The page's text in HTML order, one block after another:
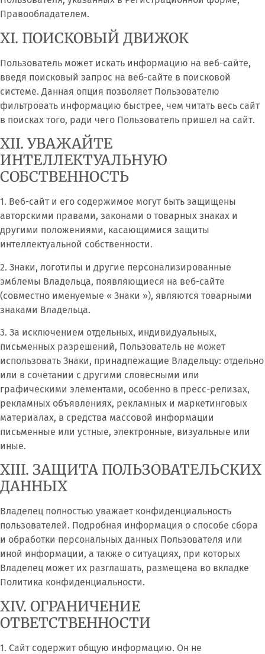
Правообладателем.
XI. ПОИСКОВЫЙ ДВИЖОК
Пользователь может искать информацию на веб-сайте,
введя поисковый запрос на веб-сайте в поисковой
системе. Данная опция позволяет Пользователю
фильтровать информацию быстрее, чем читать весь сайт
в поисках того, ради чего Пользователь пришел на сайт.
XII. УВАЖАЙТЕ
ИНТЕЛЛЕКТУАЛЬНУЮ
СОБСТВЕННОСТЬ
1. Веб-сайт и его содержимое могут быть защищены
авторскими правами, законами о товарных знаках и
другими положениями, касающимися защиты
интеллектуальной собственности.
2. Знаки, логотипы и другие персонализированные
эмблемы Владельца, появляющиеся на веб-сайте
(совместно именуемые « Знаки »), являются товарными
знаками Владельца.
3. За исключением отдельных, индивидуальных,
письменных разрешений, Пользователь не может
использовать Знаки, принадлежащие Владельцу: отдельно
или в сочетании с другими словесными или
графическими элементами, особенно в пресс-релизах,
рекламных объявлениях, рекламных и маркетинговых
материалах, в средства массовой информации
письменные или устные, электронные, визуальные или
иные.
XIII. ЗАЩИТА ПОЛЬЗОВАТЕЛЬСКИХ
ДАННЫХ
Владелец полностью уважает конфиденциальность
пользователей. Подробная информация о способе сбора
и обработки персональных данных Пользователя или
иной информации, а также о ситуациях, при которых
Владелец может их разглашать, размещена во вкладке
Политика конфиденциальности.
XIV. ОГРАНИЧЕНИЕ
ОТВЕТСТВЕННОСТИ
1. Сайт содержит общую информацию. Он не